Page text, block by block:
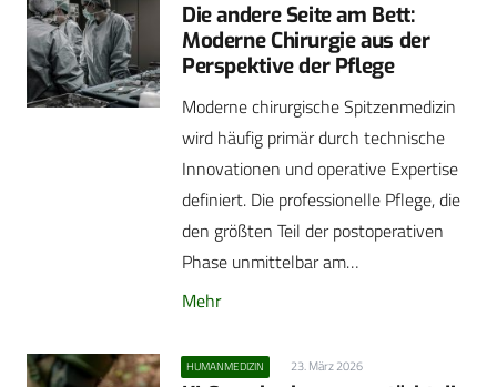
Die andere Seite am Bett:
Moderne Chirurgie aus der
Perspektive der Pflege
Moderne chirurgische Spitzenmedizin
wird häufig primär durch technische
Innovationen und operative Expertise
definiert. Die professionelle Pflege, die
den größten Teil der postoperativen
Phase unmittelbar am…
Mehr
HUMANMEDIZIN 23. März 2026